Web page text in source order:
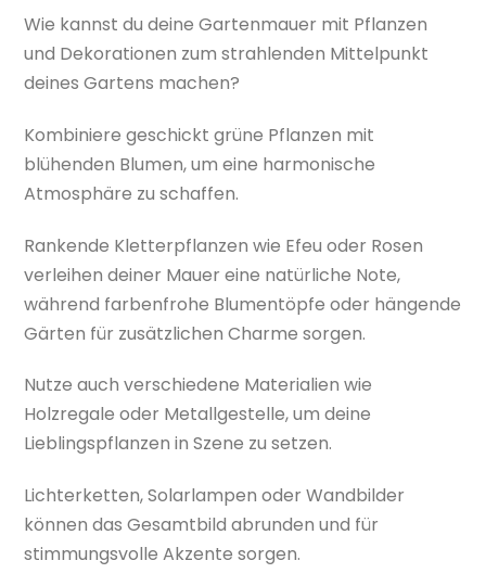
Wie kannst du deine Gartenmauer mit Pflanzen
und Dekorationen zum strahlenden Mittelpunkt
deines Gartens machen?
Kombiniere geschickt grüne Pflanzen mit
blühenden Blumen, um eine harmonische
Atmosphäre zu schaffen.
Rankende Kletterpflanzen wie Efeu oder Rosen
verleihen deiner Mauer eine natürliche Note,
während farbenfrohe Blumentöpfe oder hängende
Gärten für zusätzlichen Charme sorgen.
Nutze auch verschiedene Materialien wie
Holzregale oder Metallgestelle, um deine
Lieblingspflanzen in Szene zu setzen.
Lichterketten, Solarlampen oder Wandbilder
können das Gesamtbild abrunden und für
stimmungsvolle Akzente sorgen.